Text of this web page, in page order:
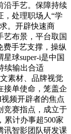
沿手艺。保障持续
，处理职场人“学
。开辟快速商
艺布景，平台取国
费手艺支撑，操纵
球super-i是中国
续输出合适
素材、品牌视觉
接单使命，笼盖企
频开辟者的焦点
竞赛指点，成立于
累计办事超500家
讯智影团队研发课